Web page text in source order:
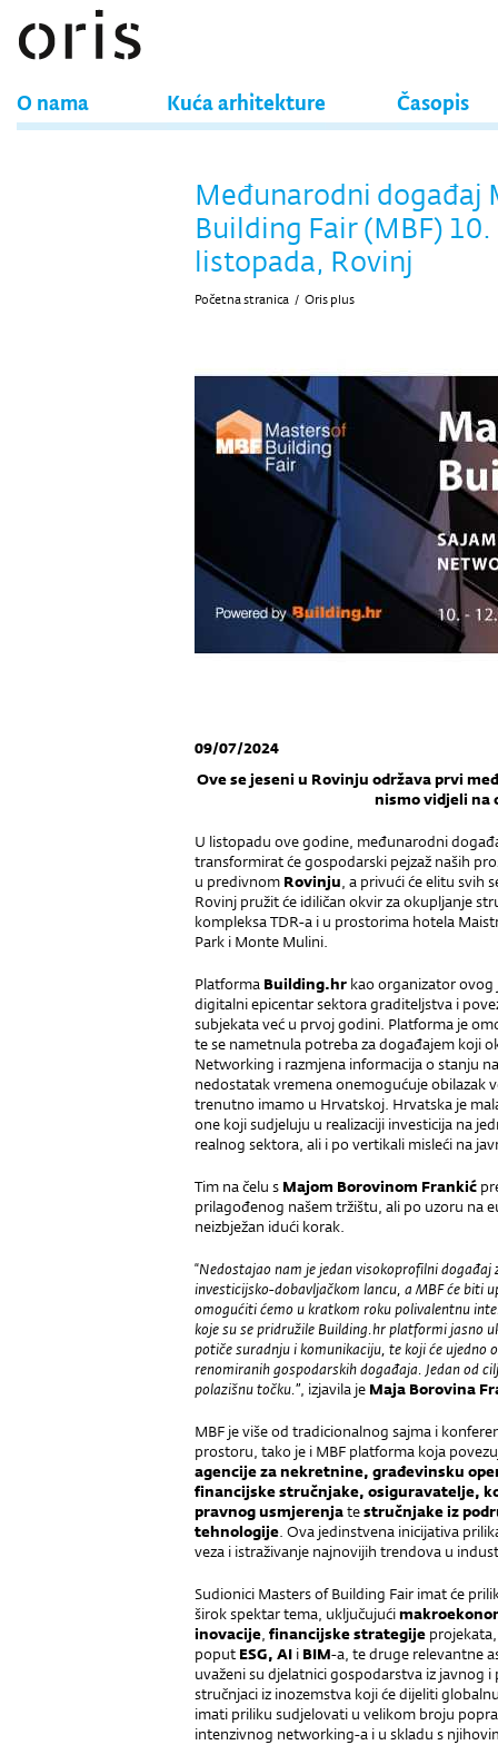
O nama Kuća arhitekture Časopis
Međunarodni događaj
Building Fair (MBF)
listopada, Rovinj
Početna stranica / Oris plus
09/07/2024
Ove se jeseni u Rovinju održava prvi
nismo vidjeli na
U listopadu ove godine, međunarodni
transformirat će gospodarski pejzaž naših
u predivnom Rovinju, a privući će elitu svih
Rovinj pružit će idiličan okvir za okupljanje
kompleksa TDR-a i u prostorima hotela
Park i Monte Mulini.
Platforma Building.hr kao organizator
digitalni epicentar sektora graditeljstva i
subjekata već u prvoj godini. Platforma je
te se nametnula potreba za događajem koji
Networking i razmjena informacija o stanju
nedostatak vremena onemogućuje obilazak
trenutno imamo u Hrvatskoj. Hrvatska je
one koji sudjeluju u realizaciji investicija na
realnog sektora, ali i po vertikali misleći na
Tim na čelu s Majom Borovinom Frankić
prilagođenog našem tržištu, ali po uzoru na
neizbježan idući korak.
“Nedostajao nam je jedan visokoprofilni događaj
investicijsko-dobavljačkom lancu, a MBF će biti
omogućiti ćemo u kratkom roku polivalentnu
koje su se pridružile Building.hr platformi jasno
potiče suradnju i komunikaciju, te koji će
renomiranih gospodarskih događaja. Jedan od
polazišnu točku.”, izjavila je Maja Borovina
MBF je više od tradicionalnog sajma i
prostoru, tako je i MBF platforma koja
agencije za nekretnine, građevinsku
financijske stručnjake, osiguravatelje,
pravnog usmjerenjatestručnjake iz
tehnologije. Ova jedinstvena inicijativa
veza i istraživanje najnovijih trendova u
Sudionici Masters of Building Fair imat će
širok spektar tema, uključujući
inovacije, financijskestrategije
poput ESG, AI i BIM-a, te druge relevantne
uvaženi su djelatnici gospodarstva iz
stručnjaci iz inozemstva koji će dijeliti
imati priliku sudjelovati u velikom broju
intenzivnog networking-a i u skladu s